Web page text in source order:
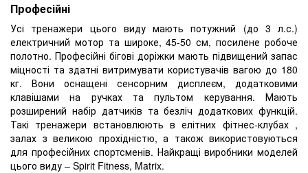
Професійні
Усі тренажери цього виду мають потужний (до 3 л.с.)
електричний мотор та широке, 45-50 см, посилене робоче
полотно. Професійні бігові доріжки мають підвищений запас
міцності та здатні витримувати користувачів вагою до 180
кг. Вони оснащені сенсорним дисплеєм, додатковими
клавішами на ручках та пультом керування. Мають
розширений набір датчиків та безліч додаткових функцій.
Такі тренажери встановлюють в елітних фітнес-клубах ,
залах з великою прохідністю, а також використовуються
для професійних спортсменів. Найкращі виробники моделей
цього виду – Spirit Fitness, Matrix.